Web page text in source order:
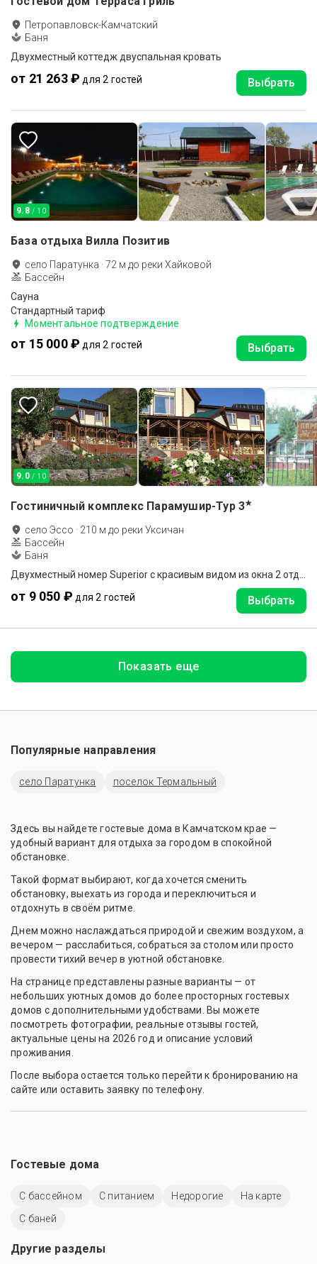
Петропавловск-Камчатский
Баня
Двухместный коттедж двуспальная кровать
от 21 263 ₽ для 2 гостей Выбрать
9.8 / 10
База отдыха Вилла Позитив
село Паратунка ·72 м до реки Хайковой
Бассейн
Сауна
Стандартный тариф
Моментальное подтверждение
от 15 000 ₽ для 2 гостей Выбрать
9.0 / 10
Гостиничный комплекс Парамушир-Тур 3★
село Эссо · 210 м до реки Уксичан
Бассейн
Баня
от 9 050 ₽ для 2 гостей Выбрать
Показать еще
Популярные направления
село Паратунка поселок Термальный
Здесь вы найдете гостевые дома в Камчатском крае —
удобный вариант для отдыха за городом в спокойной
обстановке.
Такой формат выбирают, когда хочется сменить
обстановку, выехать из города и переключиться и
отдохнуть в своём ритме.
Днем можно наслаждаться природой и свежим воздухом, а
вечером — расслабиться, собраться за столом или просто
провести тихий вечер в уютной обстановке.
На странице представлены разные варианты — от
небольших уютных домов до более просторных гостевых
домов с дополнительными удобствами. Вы можете
посмотреть фотографии, реальные отзывы гостей,
актуальные цены на 2026 год и описание условий
проживания.
После выбора остается только перейти к бронированию на
сайте или оставить заявку по телефону.
Гостевые дома
С бассейном С питанием Недорогие
На карте
С баней
Другие разделы